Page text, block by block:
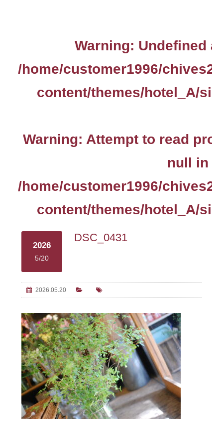
Warning: Undefined
/home/customer1996/
content/themes/hotel_A/
Warning: Attempt to read
null in
/home/customer1996/
content/themes/hotel_A/
2026
5/20
DSC_0431
2026.05.20